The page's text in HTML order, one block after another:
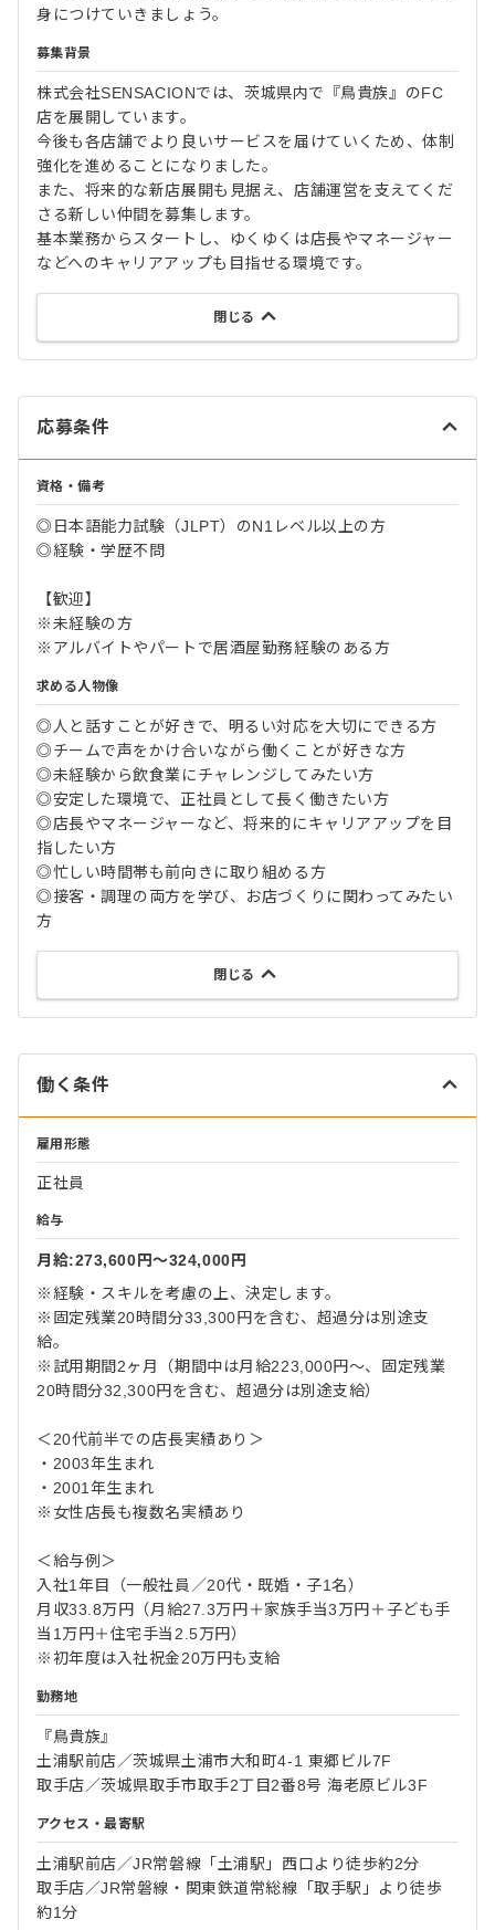
身につけていきましょう。
募集背景
株式会社SENSACIONでは、茨城県内で『鳥貴族』のFC
店を展開しています。
今後も各店舗でより良いサービスを届けていくため、体制
強化を進めることになりました。
また、将来的な新店展開も見据え、店舗運営を支えてくだ
さる新しい仲間を募集します。
基本業務からスタートし、ゆくゆくは店長やマネージャー
などへのキャリアアップも目指せる環境です。
閉じる
応募条件
資格・備考
◎日本語能力試験（JLPT）のN1レベル以上の方
◎経験・学歴不問
【歓迎】
※未経験の方
※アルバイトやパートで居酒屋勤務経験のある方
求める人物像
◎人と話すことが好きで、明るい対応を大切にできる方
◎チームで声をかけ合いながら働くことが好きな方
◎未経験から飲食業にチャレンジしてみたい方
◎安定した環境で、正社員として長く働きたい方
◎店長やマネージャーなど、将来的にキャリアアップを目
指したい方
◎忙しい時間帯も前向きに取り組める方
◎接客・調理の両方を学び、お店づくりに関わってみたい
方
閉じる
働く条件
雇用形態
正社員
給与
月給:273,600円〜324,000円
※経験・スキルを考慮の上、決定します。
※固定残業20時間分33,300円を含む、超過分は別途支
給。
※試用期間2ヶ月（期間中は月給223,000円〜、固定残業
20時間分32,300円を含む、超過分は別途支給）
＜20代前半での店長実績あり＞
・2003年生まれ
・2001年生まれ
※女性店長も複数名実績あり
＜給与例＞
入社1年目（一般社員／20代・既婚・子1名）
月収33.8万円（月給27.3万円＋家族手当3万円＋子ども手
当1万円＋住宅手当2.5万円）
※初年度は入社祝金20万円も支給
勤務地
『鳥貴族』
土浦駅前店／茨城県土浦市大和町4-1 東郷ビル7F
取手店／茨城県取手市取手2丁目2番8号 海老原ビル3F
アクセス・最寄駅
土浦駅前店／JR常磐線「土浦駅」西口より徒歩約2分
取手店／JR常磐線・関東鉄道常総線「取手駅」より徒歩
約1分